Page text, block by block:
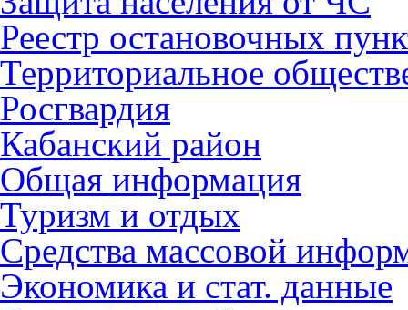
Реестр остановочных
Территориальное
Росгвардия
Кабанский район
Общая информация
Туризм и отдых
Средства массовой
Экономика и стат. данные